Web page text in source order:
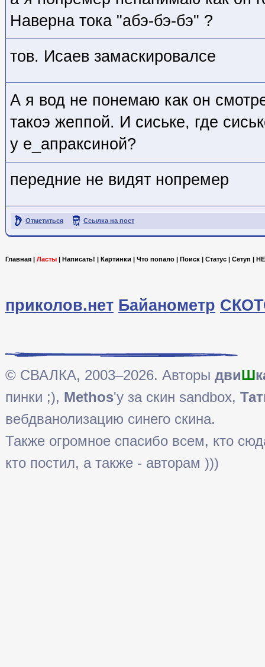
Наверна тока "абэ-бэ-бэ" ?
тов. Исаев замаскировалсе
А я вод не понемаю как он
такоэ жеппой. И сиське, где
у е_апраксиной?
передние не видят нопремер
Отметиться Ссылка на пост
Главная | Ласты | Написать! | Картинки | Что попало | Поиск | Статус | Сетуп |
приколов.нет Байанометр
© СВАЛКА, 2003–2026. Авторы двиШ
пинки ;), Methos'у за скин sandbox,
вебдванолизацию синего скина.
Также огромное спасибо всем, кто
кто постил, а также - авторам )))